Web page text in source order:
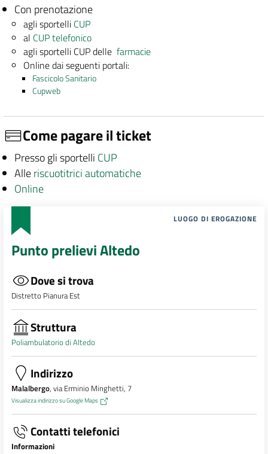
Con prenotazione
agli sportelli CUP
al CUP telefonico
agli sportelli CUP dellefarmacie
Online dai seguenti portali:
Fascicolo Sanitario
Cupweb
Come pagare il ticket
Presso gli sportelli CUP
Alleriscuotitrici automatiche
Online
LUOGO DI EROGAZIONE
Punto prelievi Altedo
Dove si trova
Distretto Pianura Est
Struttura
Poliambulatorio di Altedo
Indirizzo
Malalbergo, via Erminio Minghetti, 7
Visualizza indirizzo su Google Maps
Contatti telefonici
Informazioni